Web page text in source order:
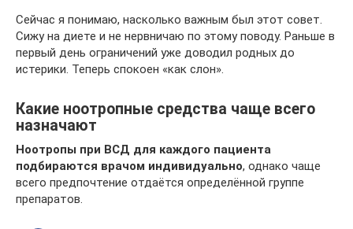
Сейчас я понимаю, насколько важным был этот совет.
Сижу на диете и не нервничаю по этому поводу. Раньше в
первый день ограничений уже доводил родных до
истерики. Теперь спокоен «как слон».
Какие ноотропные средства чаще всего
назначают
Ноотропы при ВСД для каждого пациента
подбираются врачом индивидуально, однако чаще
всего предпочтение отдаётся определённой группе
препаратов.